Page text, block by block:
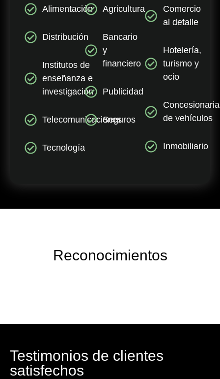
Alimentación
Distribución
Institutos de
enseñanza e
investigación
Telecomunicaciones
Tecnología
Agricultura
Bancario
y
financiero
Publicidad
Seguros
Comercio
al detalle
Hotelería,
turismo y
ocio
de vehículos
Inmobiliario
Reconocimientos
Testimonios de clientes
satisfechos